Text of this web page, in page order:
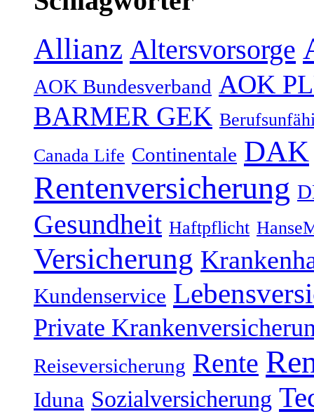
Allianz Altersvorsorge
AOK Bundesverband AOK
BARMER GEK
Canada Life Continentale DAK
Rentenversicherung
Gesundheit Haftpflicht
Versicherung
Kundenservice
Private
Reiseversicherung Rente
Iduna Sozialversicherung